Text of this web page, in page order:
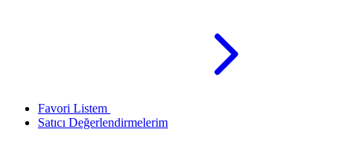
Favori Listem
Satıcı Değerlendirmelerim